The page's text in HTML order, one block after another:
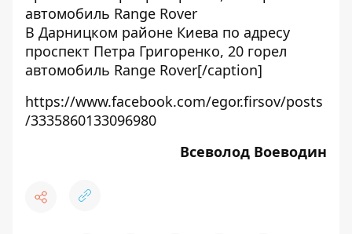
В Дарницком районе Киева по адресу
проспект Петра Григоренко, 20 горел
автомобиль Range Rover[/caption]
https://www.facebook.com/egor.firsov/posts
/3335860133096980
Всеволод Воеводин